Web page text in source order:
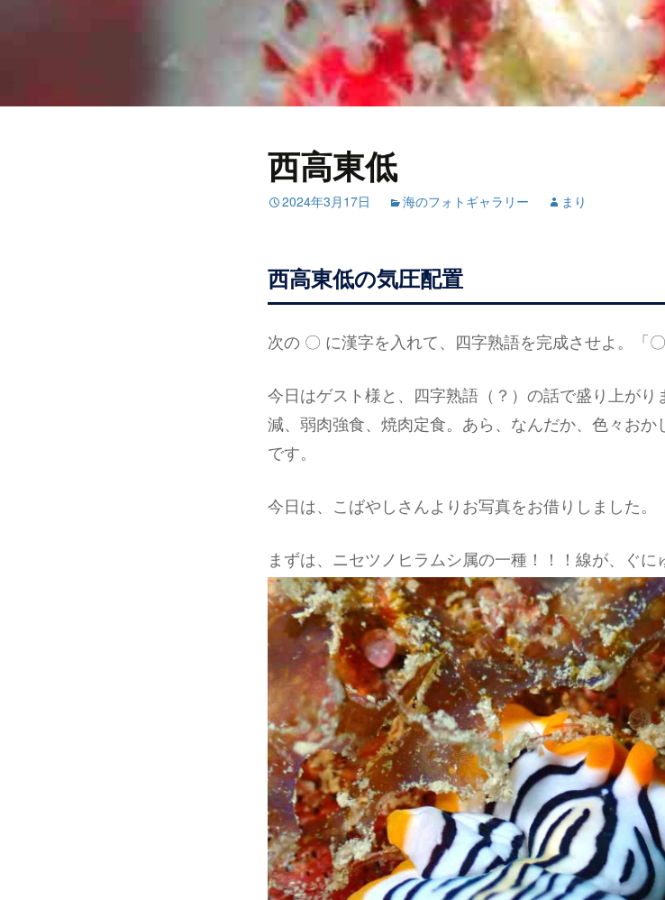
西高東低
2024年3月17日 海のフォトギャラリー まり
西高東低の気圧配置
次の 〇 に漢字を入れて、四字熟語を完成させよ。「〇
今日はゲスト様と、四字熟語（？）の話で盛り上が
減、弱肉強食、焼肉定食。あら、なんだか、色々お
です。
今日は、こばやしさんよりお写真をお借りしました。
まずは、ニセツノヒラムシ属の一種！！！線が、ぐに